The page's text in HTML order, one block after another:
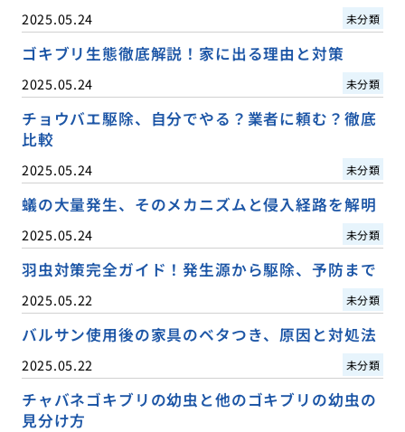
2025.05.24 未分類
ゴキブリ生態徹底解説！家に出る理由と対策
2025.05.24 未分類
チョウバエ駆除、自分でやる？業者に頼む？徹底
比較
2025.05.24 未分類
蟻の大量発生、そのメカニズムと侵入経路を解明
2025.05.24 未分類
羽虫対策完全ガイド！発生源から駆除、予防まで
2025.05.22 未分類
バルサン使用後の家具のベタつき、原因と対処法
2025.05.22 未分類
チャバネゴキブリの幼虫と他のゴキブリの幼虫の
見分け方